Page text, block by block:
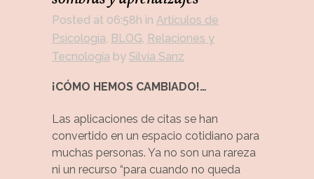
Posted at 06:58h in Artículos de
Psicología, BLOG, Relaciones y
Tecnología by Silvia Sanz
¡CÓMO HEMOS CAMBIADO!…
Las aplicaciones de citas se han
convertido en un espacio cotidiano para
muchas personas. Ya no son una rareza
ni un recurso “para cuando no queda